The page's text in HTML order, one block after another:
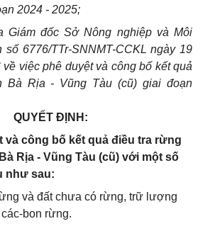
2024 - 2025;
Giám đốc Sở Nông nghiệp và Môi
6776/TTr-SNNMT-CCKL ngày 19
việc phê duyệt và công bố kết quả
Bà Rịa - Vũng Tàu (cũ) giai đoạn
QUYẾT ĐỊNH:
và công bố kết quả điều tra rừng
Rịa - Vũng Tàu (cũ) với một số
như sau:
và đất chưa có rừng, trữ lượng
bon rừng.